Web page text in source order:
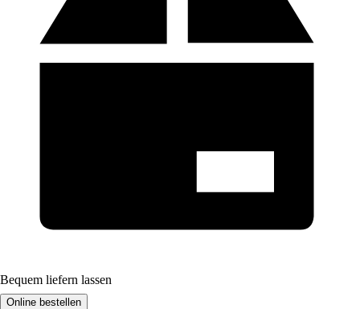
Bequem liefern lassen
Online bestellen